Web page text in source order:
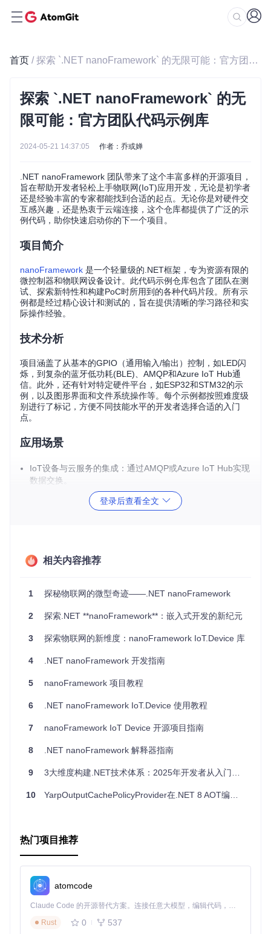
首页 / 探索 `.NET nanoFramework` 的无限可能：官方团队代码示例库
探索 `.NET nanoFramework` 的无
限可能：官方团队代码示例库
2024-05-21 14:37:05 作者：乔或婵
.NET nanoFramework 团队带来了这个丰富多样的开源项目，
旨在帮助开发者轻松上手物联网(IoT)应用开发，无论是初学者
还是经验丰富的专家都能找到合适的起点。无论你是对硬件交
互感兴趣，还是热衷于云端连接，这个仓库都提供了广泛的示
例代码，助你快速启动你的下一个项目。
项目简介
nanoFramework 是一个轻量级的.NET框架，专为资源有限的
微控制器和物联网设备设计。此代码示例仓库包含了团队在测
试、探索新特性和构建PoC时所用到的各种代码片段。所有示
例都是经过精心设计和测试的，旨在提供清晰的学习路径和实
际操作经验。
技术分析
项目涵盖了从基本的GPIO（通用输入/输出）控制，如LED闪
烁，到复杂的蓝牙低功耗(BLE)、AMQP和Azure IoT Hub通
信。此外，还有针对特定硬件平台，如ESP32和STM32的示
例，以及图形界面和文件系统操作等。每个示例都按照难度级
别进行了标记，方便不同技能水平的开发者选择合适的入门
点。
应用场景
IoT设备与云服务的集成：通过AMQP或Azure IoT Hub实现
数据交换。
传感器和执行器控制：使用I2C、SPI、GPIO等接口与各种
STM32的RTC。
图形显示：用于显示屏驱动和游戏开发的图形库。
S安全连接。
项目特点
全面性：涵盖多种物联网技术，满足不同的应用场景需
易用性：示例代码结构清晰，易于理解和修改，适合新手
灵活性：适用于各种硬件平台，适应性强。
标记等级
：每个示例都配有难度等级，便于按需选择。
：随着nanoFramework框架的发展，示例库将持
续更新并添加新的示例。
如果你想要在物联网领域大展拳脚或者已经在寻找完美的起
点，不要错过这个宝贵的资源库。立即加入nanoFramework
社区，开启你的物联网之旅吧！
[![GitHub Star](https://img.shields.io/github/stars/
了解更多信息，请访问：
GitHub主页：
社区聊天室：https://discord.gg/gCyBu8T
登录后查看全文
相关内容推荐
1 探秘物联网的微型奇迹——.NET nanoFramework
2 探索.NET **nanoFramework**：嵌入式开发的新纪元
3 探索物联网的新维度：nanoFramework IoT.Device 库
4 .NET nanoFramework 开发指南
5 nanoFramework 项目教程
6 .NET nanoFramework IoT.Device 使用教程
7 nanoFramework IoT Device 开源项目指南
8 .NET nanoFramework 解释器指南
9 3大维度构建.NET技术体系：2025年开发者从入门到架构师的进阶指南
10 YarpOutputCachePolicyProvider在.NET 8 AOT编译中的问题解析
热门项目推荐
atomcode
Claude Code 的开源替代方案。连接任意大模型，编辑代码，运行命令，自动验证 — 全自动执行。用 Rust 构建，极致性能。 ｜ An open-source alternative to Claude Code. Connect any LLM, edit code, run commands, and verify changes — autonomously. Built in Rust for speed. Get Started
Rust
0 537